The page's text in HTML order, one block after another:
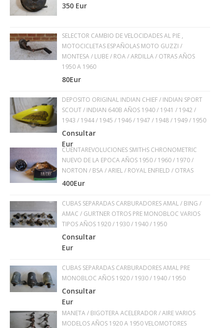
350 Eur
SELECTOR CAMBIO DE VELOCIDADES AL PIE ,
MOTOCICLETAS ESPAÑOLAS MOTO GUZZI /
MONTESA / LUBE / ROA / ARDILLA / OTRAS AÑOS
1950 A 1960
80Eur
DEPOSITO ORIGINAL INDIAN CHIEF / INDIAN SPORT
SCOUT / INDIAN 640B AÑOS 1940 / 1941 / 1942 /
1943 / 1944 / 1945 / 1946 / 1947 / 1948 / 1949 / 1950
Consultar
Eur
CUENTAREVOLUCIONES SMITHS CHRONOMETRIC
NUEVO DE LA EPOCA AÑOS 1950 / 1960 / 1970 /
NORTON / BSA / ARIEL / ROYAL ENFIELD / OTRAS
400Eur
CUBAS SEPARADAS CARBURADORES AMAL / BING /
AMAC / GURTNER OTROS PRE MONOBLOC VARIOS
TIPOS AÑOS 1920 / 1930 / 1940 / 1950
Consultar
Eur
CUBAS SEPARADAS CARBURADORES AMAL PRE
MONOBLOC AÑOS 1920 / 1930 / 1940 / 1950
Consultar
Eur
MANETA / BIGOTERA ACELERADOR / AIRE VARIOS
MODELOS AÑOS 1920 A 1950 VELOMOTORES